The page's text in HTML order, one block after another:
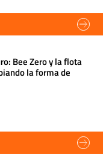
Bee Zero y la flota
la forma de